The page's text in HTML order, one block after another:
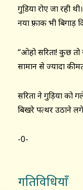
गुडि़या रोए जा रही
नया फ़्राक भी बिगाड़
‘‘ओहो सरिता! कुछ
सामान से ज्यादा
सरिता ने गुड़िया को
बिखरे पत्थर उठाने
-0-
गतिविधियाँ